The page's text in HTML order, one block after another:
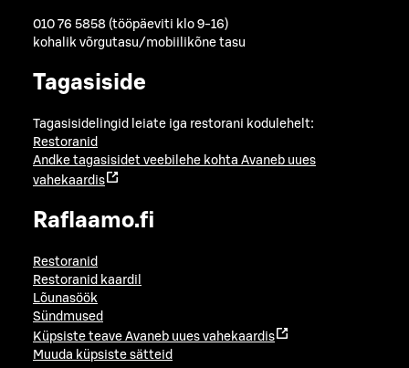
010 76 5858 (tööpäeviti klo 9-16)
kohalik võrgutasu/mobiilikõne tasu
Tagasiside
Tagasisidelingid leiate iga restorani kodulehelt:
Restoranid
Andke tagasisidet veebilehe kohta Avaneb uues
vahekaardis
Raflaamo.fi
Restoranid
Restoranid kaardil
Lõunasöök
Sündmused
Küpsiste teave Avaneb uues vahekaardis
Muuda küpsiste sätteid